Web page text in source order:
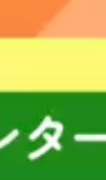
イルのプラン
（36回払）
（36回払）